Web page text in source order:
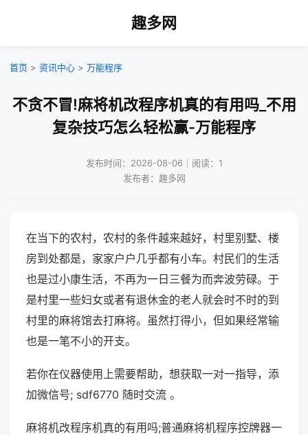
趣多网
首页 > 资讯中心 > 万能程序
不贪不冒!麻将机改程序机真的有用吗_不用
复杂技巧怎么轻松赢-万能程序
发布时间：2026-08-06｜阅读：1
发布者：趣多网
在当下的农村，农村的条件越来越好，村里别墅、楼
房到处都是，家家户户几乎都有小车。村民们的生活
也是过小康生活，不再为一日三餐为而奔波劳碌。于
是村里一些妇女或者有退休金的老人就会时不时的到
村里的麻将馆去打麻将。虽然打得小，但如果经常输
也是一笔不小的开支。
若你在仪器使用上需要帮助，想获取一对一指导，添
加微信号; sdf6770 随时交流 。
麻将机改程序机真的有用吗;普通麻将机程序控牌器一